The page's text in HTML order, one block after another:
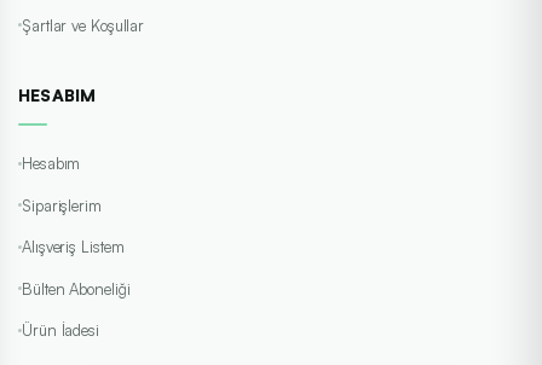
Şartlar ve Koşullar
HESABIM
Hesabım
Siparişlerim
Alışveriş Listem
Bülten Aboneliği
Ürün İadesi